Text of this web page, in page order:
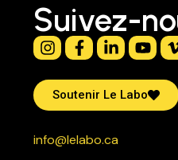
Suivez-
Soutenir Le Labo
info@lelabo.ca